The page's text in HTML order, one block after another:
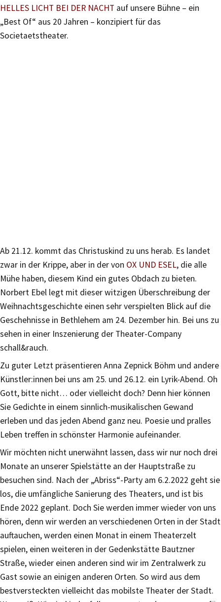
HELLES LICHT BEI DER NACHT auf unsere Bühne – ein
„Best Of“ aus 20 Jahren – konzipiert für das
Societaetstheater.
Ab 21.12. kommt das Christuskind zu uns herab. Es landet
zwar in der Krippe, aber in der von OX UND ESEL, die alle
Mühe haben, diesem Kind ein gutes Obdach zu bieten.
Norbert Ebel legt mit dieser witzigen Überschreibung der
Weihnachtsgeschichte einen sehr verspielten Blick auf die
Geschehnisse in Bethlehem am 24. Dezember hin. Bei uns zu
sehen in einer Inszenierung der Theater-Company
schall&rauch.
Zu guter Letzt präsentieren Anna Zepnick Böhm und andere
Künstler:innen bei uns am 25. und 26.12. ein Lyrik-Abend. Oh
Gott, bitte nicht… oder vielleicht doch? Denn hier können
Sie Gedichte in einem sinnlich-musikalischen Gewand
erleben und das jeden Abend ganz neu. Poesie und pralles
Leben treffen in schönster Harmonie aufeinander.
Wir möchten nicht unerwähnt lassen, dass wir nur noch drei
Monate an unserer Spielstätte an der Hauptstraße zu
besuchen sind. Nach der „Abriss“-Party am 6.2.2022 geht sie
los, die umfängliche Sanierung des Theaters, und ist bis
Ende 2022 geplant. Doch Sie werden immer wieder von uns
hören, denn wir werden an verschiedenen Orten in der Stadt
auftauchen, werden einen Monat in einem Theaterzelt
spielen, einen weiteren in der Gedenkstätte Bautzner
Straße, wieder einen anderen sind wir im Zentralwerk zu
Gast sowie an einigen anderen Orten. So wird aus dem
bestversteckten vielleicht das mobilste Theater der Stadt.